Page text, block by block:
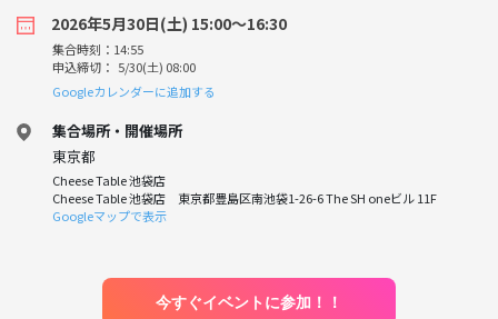
2026年5月30日(土) 15:00〜16:30
集合時刻：14:55
申込締切： 5/30(土) 08:00
Googleカレンダーに追加する
集合場所・開催場所
東京都
Cheese Table 池袋店
Cheese Table 池袋店 東京都豊島区南池袋1-26-6 The SH oneビル 11F
Googleマップで表示
今すぐイベントに参加！！